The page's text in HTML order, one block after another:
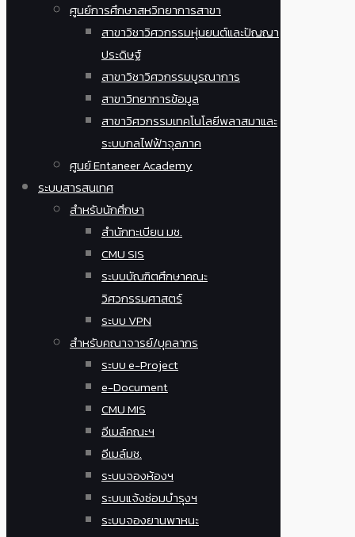
ศูนย์การศึกษาสหวิทยาการสาขา
สาขาวิชาวิศวกรรมหุ่นยนต์และปัญญา
ประดิษฐ์
สาขาวิชาวิศวกรรมบูรณาการ
สาขาวิทยาการข้อมูล
สาขาวิศวกรรมเทคโนโลยีพลาสมาและ
ระบบกลไฟฟ้าจุลภาค
ศูนย์ Entaneer Academy
ระบบสารสนเทศ
สำหรับนักศึกษา
สำนักทะเบียน มช.
CMU SIS
ระบบบัณฑิตศึกษาคณะ
วิศวกรรมศาสตร์
ระบบ VPN
สำหรับคณาจารย์/บุคลากร
ระบบ e-Project
e-Document
CMU MIS
อีเมล์คณะฯ
อีเมล์มช.
ระบบจองห้องฯ
ระบบแจ้งซ่อมบำรุงฯ
ระบบจองยานพาหนะ